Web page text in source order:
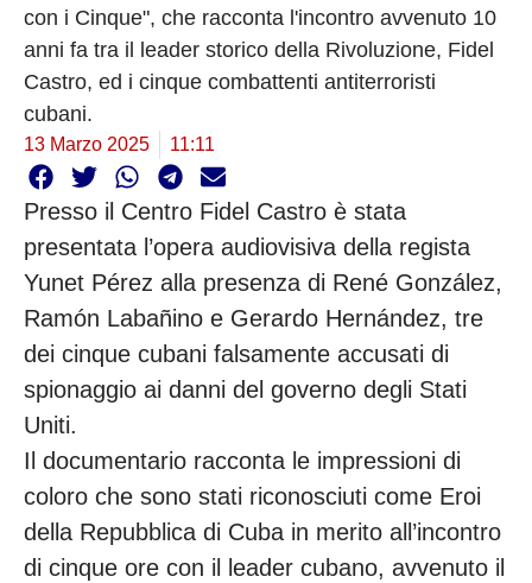
con i Cinque", che racconta l'incontro avvenuto 10
anni fa tra il leader storico della Rivoluzione, Fidel
Castro, ed i cinque combattenti antiterroristi
cubani.
13 Marzo 2025 11:11
Presso il Centro Fidel Castro è stata
presentata l’opera audiovisiva della regista
Yunet Pérez alla presenza di René González,
Ramón Labañino e Gerardo Hernández, tre
dei cinque cubani falsamente accusati di
spionaggio ai danni del governo degli Stati
Uniti.
Il documentario racconta le impressioni di
coloro che sono stati riconosciuti come Eroi
della Repubblica di Cuba in merito all’incontro
di cinque ore con il leader cubano, avvenuto il